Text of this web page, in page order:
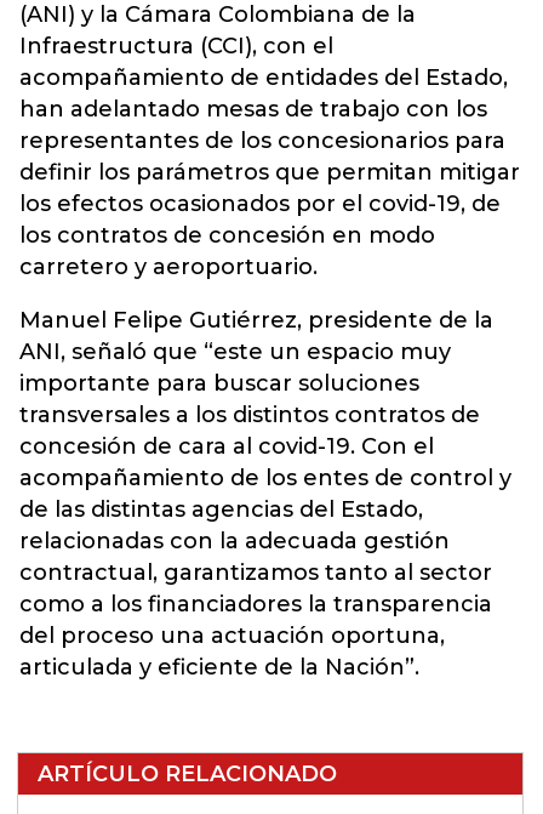
(ANI) y la Cámara Colombiana de la
Infraestructura (CCI), con el
acompañamiento de entidades del Estado,
han adelantado mesas de trabajo con los
representantes de los concesionarios para
definir los parámetros que permitan mitigar
los efectos ocasionados por el covid-19, de
los contratos de concesión en modo
carretero y aeroportuario.
Manuel Felipe Gutiérrez, presidente de la
ANI, señaló que “este un espacio muy
importante para buscar soluciones
transversales a los distintos contratos de
concesión de cara al covid-19. Con el
acompañamiento de los entes de control y
de las distintas agencias del Estado,
relacionadas con la adecuada gestión
contractual, garantizamos tanto al sector
como a los financiadores la transparencia
del proceso una actuación oportuna,
articulada y eficiente de la Nación”.
ARTÍCULO RELACIONADO